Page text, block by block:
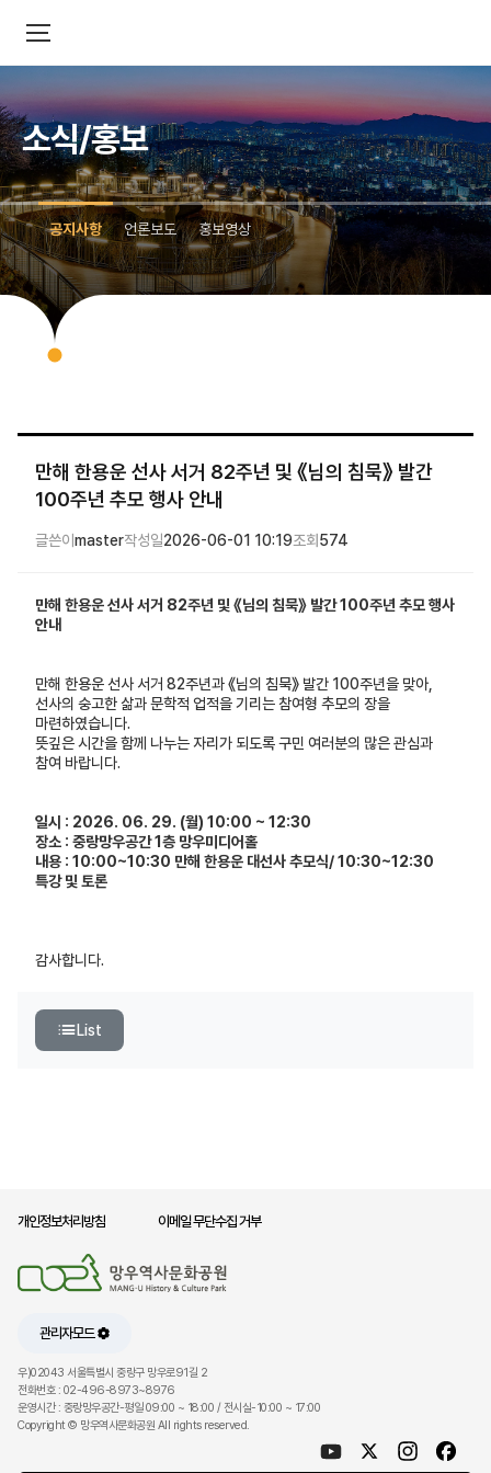
공지사항 언론보도 홍보영상
소식/홍보
만해 한용운 선사 서거 82주년 및 《님의 침묵》 발간
100주년 추모 행사 안내
글쓴이 master작성일2026-06-01 10:19조회 574
만해 한용운 선사 서거 82주년 및 《님의 침묵》 발간 100주년 추모 행사
안내
만해 한용운 선사 서거 82주년과 《님의 침묵》 발간 100주년을 맞아,
선사의 숭고한 삶과 문학적 업적을 기리는 참여형 추모의 장을
마련하였습니다.
뜻깊은 시간을 함께 나누는 자리가 되도록 구민 여러분의 많은 관심과
참여 바랍니다.
일시 : 2026. 06. 29. (월) 10:00 ~ 12:30
장소 : 중랑망우공간 1층 망우미디어홀
내용 : 10:00~10:30 만해 한용운 대선사 추모식/ 10:30~12:30
특강 및 토론
감사합니다.
List
개인정보처리방침 이메일 무단수집 거부
관리자모드
우)02043 서울특별시 중랑구 망우로91길 2
전화번호 : 02-496-8973~8976
운영시간 : 중랑망우공간-평일 09:00 ~ 18:00 / 전시실-10:00 ~ 17:00
Copyright © 망우역사문화공원 All rights reserved.